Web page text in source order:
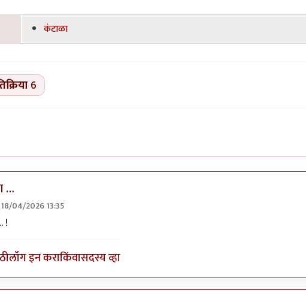
कंटाळा
6
…
18/04/2026 13:35
!
लॉग इन कराकिंवासदस्य व्हा